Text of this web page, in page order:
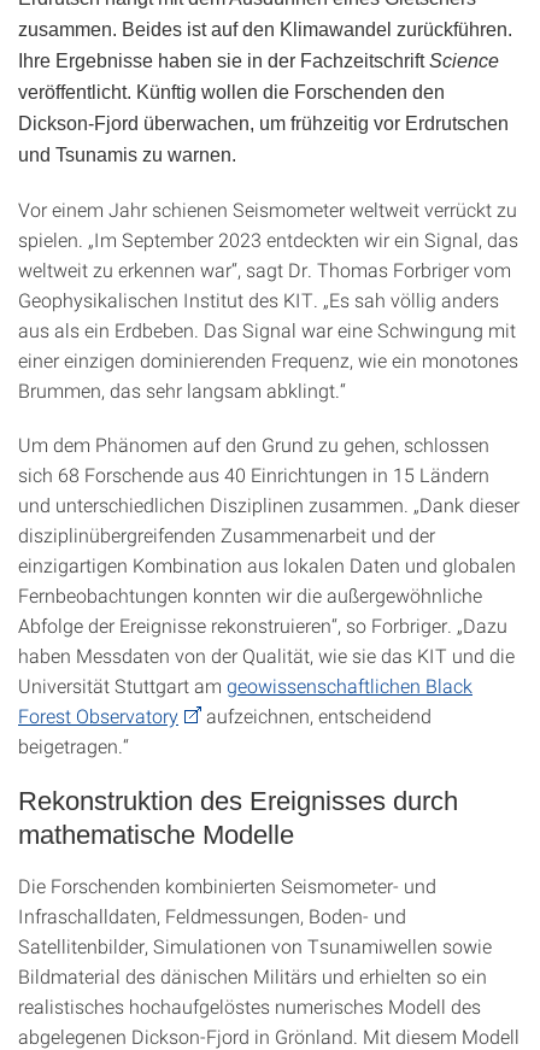
zusammen. Beides ist auf den Klimawandel zurückführen.
Ihre Ergebnisse haben sie in der FachzeitschriftScience
veröffentlicht. Künftig wollen die Forschenden den
Dickson-Fjord überwachen, um frühzeitig vor Erdrutschen
und Tsunamis zu warnen.
Vor einem Jahr schienen Seismometer weltweit verrückt zu
spielen. „Im September 2023 entdeckten wir ein Signal, das
weltweit zu erkennen war“, sagt Dr. Thomas Forbriger vom
Geophysikalischen Institut des KIT. „Es sah völlig anders
aus als ein Erdbeben. Das Signal war eine Schwingung mit
einer einzigen dominierenden Frequenz, wie ein monotones
Brummen, das sehr langsam abklingt.“
Um dem Phänomen auf den Grund zu gehen, schlossen
sich 68 Forschende aus 40 Einrichtungen in 15 Ländern
und unterschiedlichen Disziplinen zusammen. „Dank dieser
disziplinübergreifenden Zusammenarbeit und der
einzigartigen Kombination aus lokalen Daten und globalen
Fernbeobachtungen konnten wir die außergewöhnliche
Abfolge der Ereignisse rekonstruieren“, so Forbriger. „Dazu
haben Messdaten von der Qualität, wie sie das KIT und die
Universität Stuttgart am geowissenschaftlichen Black
Forest Observatory
aufzeichnen, entscheidend
beigetragen.“
Rekonstruktion des Ereignisses durch
mathematische Modelle
Die Forschenden kombinierten Seismometer- und
Infraschalldaten, Feldmessungen, Boden- und
Satellitenbilder, Simulationen von Tsunamiwellen sowie
Bildmaterial des dänischen Militärs und erhielten so ein
realistisches hochaufgelöstes numerisches Modell des
abgelegenen Dickson-Fjord in Grönland. Mit diesem Modell